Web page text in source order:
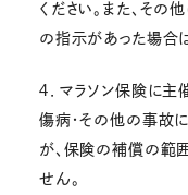
ください。また、そ
の指示があった場合
４．マラソン保険に
傷病・その他の事故
が、保険の補償の範
せん。